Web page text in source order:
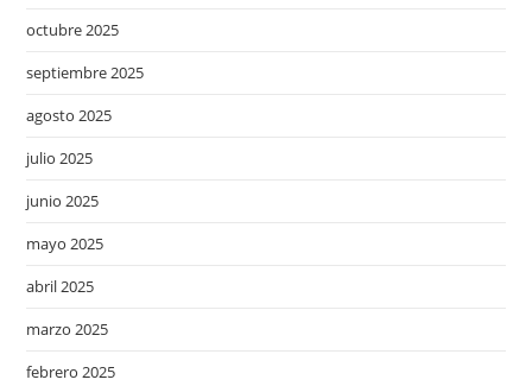
octubre 2025
septiembre 2025
agosto 2025
julio 2025
junio 2025
mayo 2025
abril 2025
marzo 2025
febrero 2025